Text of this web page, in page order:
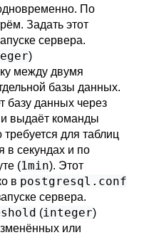
По
Задать этот
сервера.
)
между двумя
базы данных.
базу данных через
выдаёт команды
требуется для таблиц
в секундах и по
(1min). Этот
в postgresql.conf
сервера.
(integer)
или